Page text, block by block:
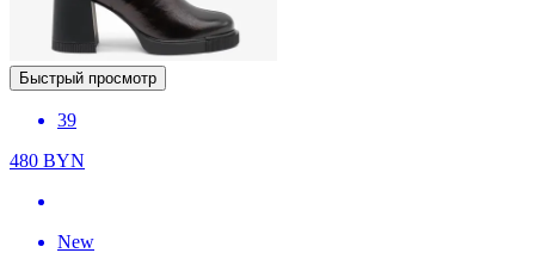
Быстрый просмотр
39
480 BYN
New